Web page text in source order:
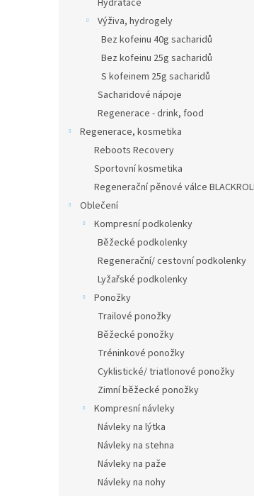
Hydratace
Výživa, hydrogely
Bez kofeinu 40g sacharidů
Bez kofeinu 25g sacharidů
S kofeinem 25g sacharidů
Sacharidové nápoje
Regenerace - drink, food
Regenerace, kosmetika
Reboots Recovery
Sportovní kosmetika
Regenerační pěnové válce
Oblečení
Kompresní podkolenky
Běžecké podkolenky
Regenerační/ cestovní podkolenky
Lyžařské podkolenky
Ponožky
Trailové ponožky
Běžecké ponožky
Tréninkové ponožky
Cyklistické/ triatlonové ponožky
Zimní běžecké ponožky
Kompresní návleky
Návleky na lýtka
Návleky na stehna
Návleky na paže
Návleky na nohy